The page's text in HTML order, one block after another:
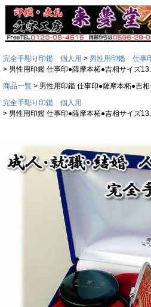
完全手彫り印鑑 個人用
男性用印鑑 仕事
男性用印鑑 仕事印●薩摩本柘●吉相サイズ
商品一覧
男性用印鑑 仕事印●薩摩本柘●吉
完全手彫り印鑑 個人用
男性用印鑑 仕事印●薩摩本柘●吉相サイズ